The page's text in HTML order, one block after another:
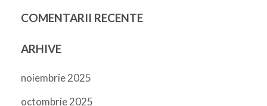
COMENTARII RECENTE
ARHIVE
noiembrie 2025
octombrie 2025